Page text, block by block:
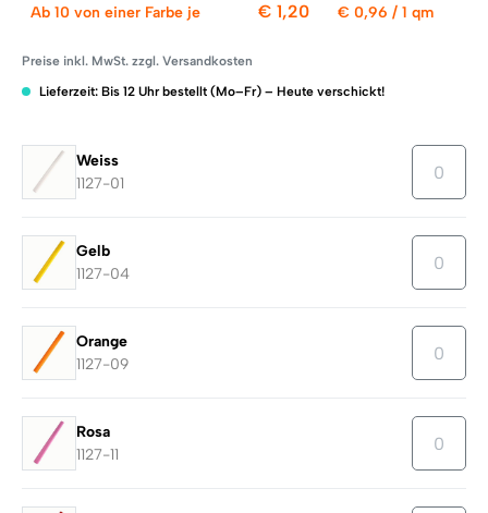
Ab 10 von einer Farbe je € 1,20 € 0,96 / 1 qm
Preise inkl. MwSt. zzgl. Versandkosten
Lieferzeit: Bis 12 Uhr bestellt (Mo–Fr) – Heute verschickt!
Weiss
1127-01
Gelb
1127-04
Orange
1127-09
Rosa
1127-11